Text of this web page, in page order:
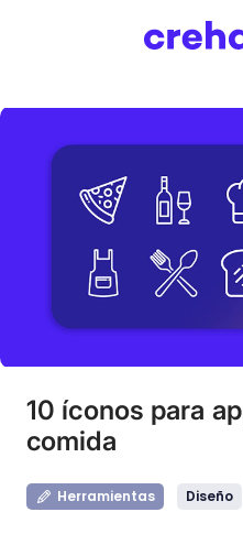
10 íconos para
comida
Herramientas Diseño